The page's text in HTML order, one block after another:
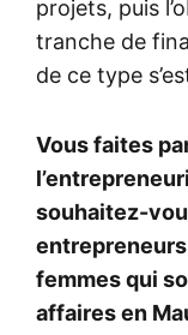
projets, puis
tranche de
de ce type
Vous faites
souhaitez-
femmes qui
affaires en